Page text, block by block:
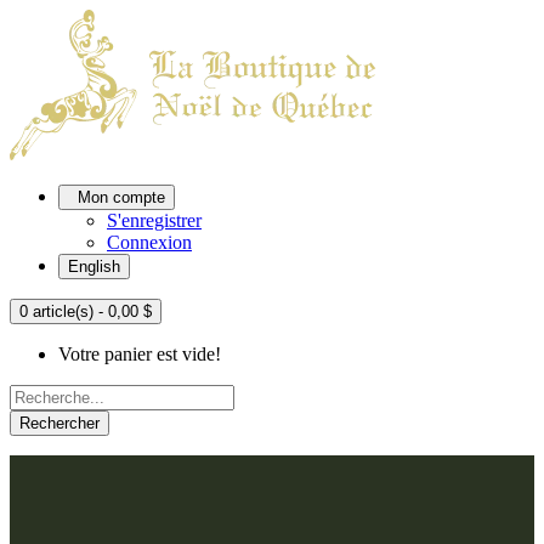
Mon compte
S'enregistrer
Connexion
English
0 article(s) - 0,00 $
Votre panier est vide!
Rechercher